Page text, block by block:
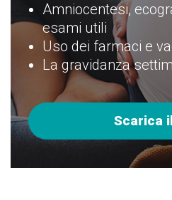
Amniocentesi,
esami utili
Uso dei farmaci e
La gravidanza
Scarica